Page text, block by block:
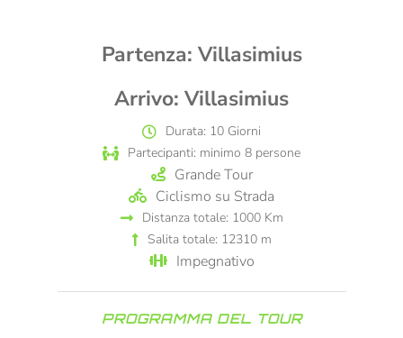
Partenza: Villasimius
Arrivo: Villasimius
Durata: 10 Giorni
Partecipanti: minimo 8 persone
Grande Tour
Ciclismo su Strada
Distanza totale: 1000 Km
Salita totale: 12310 m
Impegnativo
PROGRAMMA DEL TOUR